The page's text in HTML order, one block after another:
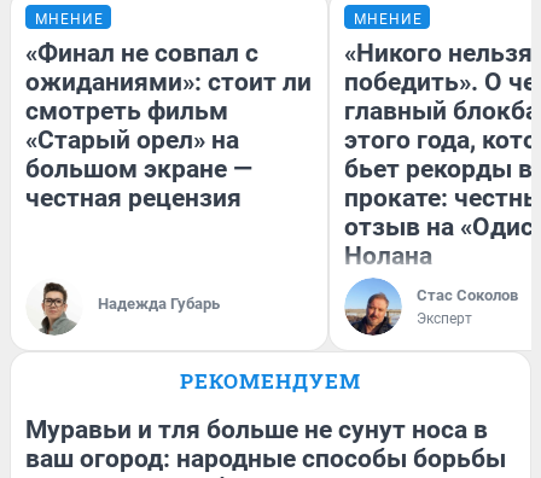
МНЕНИЕ
«Финал не совпал с
ожиданиями»: стоит ли
смотреть фильм
«Старый орел» на
большом экране —
честная рецензия
Надежда Губарь
МНЕНИЕ
«Никого нельзя
победить». О
главный
этого года,
бьет рекорды в
прокате:
отзыв на
Нолана
Стас Соколов
Эксперт
РЕКОМЕНДУЕМ
Муравьи и тля больше не сунут носа в
ваш огород: народные способы борьбы